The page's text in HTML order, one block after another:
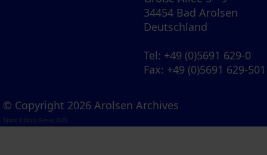
34454 Bad Arolsen
Deutschland
Tel: +49 (0)5691 629-0
Fax: +49 (0)5691 629-501
© Copyright 2026 Arolsen Archives
Visual Library Server 2026